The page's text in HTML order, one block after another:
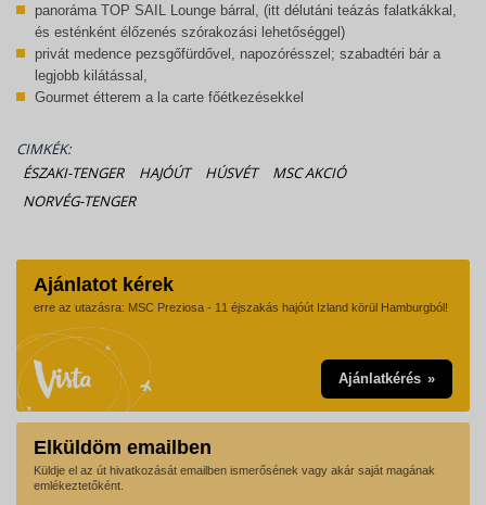
panoráma TOP SAIL Lounge bárral, (itt délutáni teázás falatkákkal,
és esténként élőzenés szórakozási lehetőséggel)
privát medence pezsgőfürdővel, napozórésszel; szabadtéri bár a
legjobb kilátással,
Gourmet étterem a la carte főétkezésekkel
CIMKÉK:
ÉSZAKI-TENGER
HAJÓÚT HÚSVÉT
MSC AKCIÓ
NORVÉG-TENGER
Ajánlatot kérek
erre az utazásra: MSC Preziosa - 11 éjszakás hajóút Izland körül Hamburgból!
Ajánlatkérés
Elküldöm emailben
Küldje el az út hivatkozását emailben ismerősének vagy akár saját magának
emlékeztetőként.